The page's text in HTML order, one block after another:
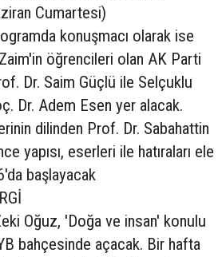
Cumartesi)
konuşmacı olarak ise
öğrencileri olan AK Parti
Dr. Saim Güçlü ile Selçuklu
Dr. Adem Esen yer alacak.
dilinden Prof. Dr. Sabahattin
yapısı, eserleri ile hatıraları ele
başlayacak
Oğuz, 'Doğa ve insan' konulu
bahçesinde açacak. Bir hafta